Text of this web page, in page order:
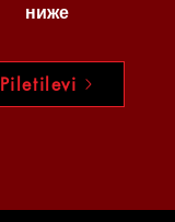
ниже
Piletilevi